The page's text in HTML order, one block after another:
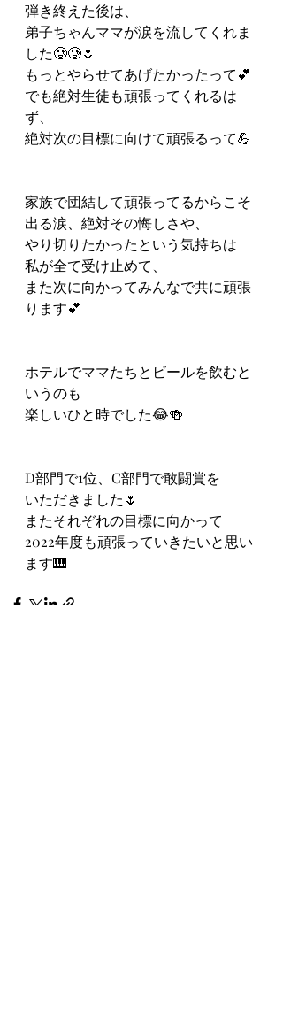
弾き終えた後は、
弟子ちゃんママが涙を流してくれま
した🥲🥲🌷
もっとやらせてあげたかったって💕
でも絶対生徒も頑張ってくれるは
ず、
絶対次の目標に向けて頑張るって💪
家族で団結して頑張ってるからこそ
出る涙、絶対その悔しさや、
やり切りたかったという気持ちは
私が全て受け止めて、
また次に向かってみんなで共に頑張
ります💕
ホテルでママたちとビールを飲むと
いうのも
楽しいひと時でした😂🍻
D部門で1位、C部門で敢闘賞を
いただきました🌷
またそれぞれの目標に向かって
2022年度も頑張っていきたいと思い
ます🎹